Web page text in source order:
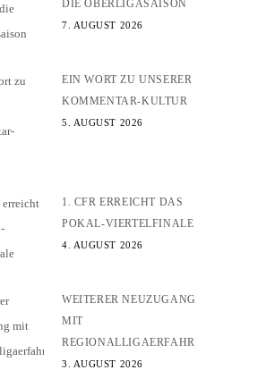
DIE OBERLIGASAISON
7. AUGUST 2026
EIN WORT ZU UNSERER
KOMMENTAR-KULTUR
5. AUGUST 2026
1. CFR ERREICHT DAS
POKAL-VIERTELFINALE
4. AUGUST 2026
WEITERER NEUZUGANG
MIT
REGIONALLIGAERFAHRUNG
3. AUGUST 2026